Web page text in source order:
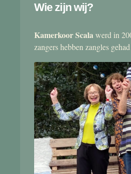
Wie zijn wij?
Kamerkoor Scalawerd in
zangers hebben zangles